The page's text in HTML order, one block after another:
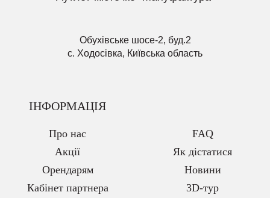
Обухівське шосе-2, буд.2
с. Ходосівка, Київська область
ІНФОРМАЦІЯ
Про нас
Акції
Орендарям
Кабінет партнера
FAQ
Як дістатися
Новини
3D-тур